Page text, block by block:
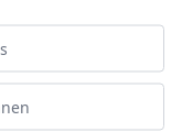
pensado